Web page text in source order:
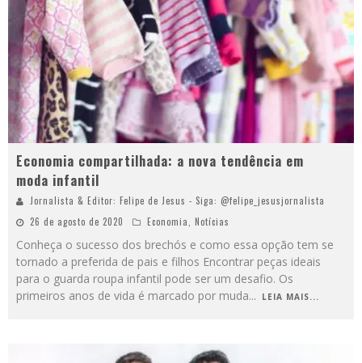
Economia compartilhada: a nova tendência em
moda infantil
Jornalista & Editor: Felipe de Jesus - Siga: @felipe_jesusjornalista
26 de agosto de 2020
Economia Notícias
Conheça o sucesso dos brechós e como essa opção tem se
tornado a preferida de pais e filhos Encontrar peças ideais
para o guarda roupa infantil pode ser um desafio. Os
primeiros anos de vida é marcado por muda... LEIA MAIS...